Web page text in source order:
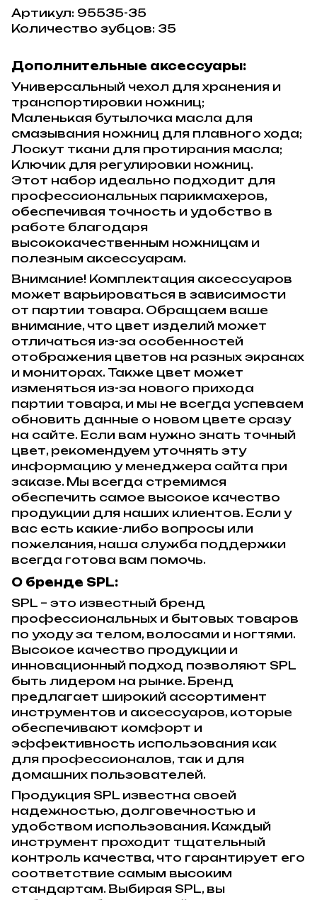
Артикул: 95535-35
Количество зубцов: 35
Дополнительные аксессуары:
Универсальный чехол для хранения и
транспортировки ножниц;
Маленькая бутылочка масла для
смазывания ножниц для плавного хода;
Лоскут ткани для протирания масла;
Ключик для регулировки ножниц.
Этот набор идеально подходит для
профессиональных парикмахеров,
обеспечивая точность и удобство в
работе благодаря
высококачественным ножницам и
полезным аксессуарам.
Внимание! Комплектация аксессуаров
может варьироваться в зависимости
от партии товара. Обращаем ваше
внимание, что цвет изделий может
отличаться из-за особенностей
отображения цветов на разных экранах
и мониторах. Также цвет может
изменяться из-за нового прихода
партии товара, и мы не всегда успеваем
обновить данные о новом цвете сразу
на сайте. Если вам нужно знать точный
цвет, рекомендуем уточнять эту
информацию у менеджера сайта при
заказе. Мы всегда стремимся
обеспечить самое высокое качество
продукции для наших клиентов. Если у
вас есть какие-либо вопросы или
пожелания, наша служба поддержки
всегда готова вам помочь.
О бренде SPL:
SPL – это известный бренд
профессиональных и бытовых товаров
по уходу за телом, волосами и ногтями.
Высокое качество продукции и
инновационный подход позволяют SPL
быть лидером на рынке. Бренд
предлагает широкий ассортимент
инструментов и аксессуаров, которые
обеспечивают комфорт и
эффективность использования как
для профессионалов, так и для
домашних пользователей.
Продукция SPL известна своей
надежностью, долговечностью и
удобством использования. Каждый
инструмент проходит тщательный
контроль качества, что гарантирует его
соответствие самым высоким
стандартам. Выбирая SPL, вы